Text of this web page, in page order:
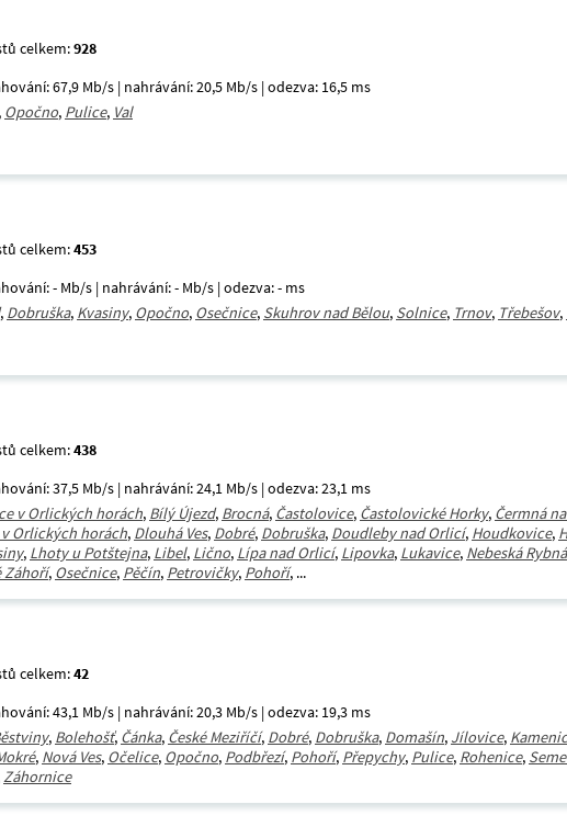
celkem:928
67,9 Mb/s | nahrávání: 20,5 Mb/s | odezva: 16,5 ms
Opočno, Pulice, Val
celkem:453
- Mb/s | nahrávání: - Mb/s | odezva: - ms
, Dobruška, Kvasiny, Opočno, Osečnice, Skuhrov nad Bělou, Solnice, Trnov, Třebešov,
celkem:438
37,5 Mb/s | nahrávání: 24,1 Mb/s | odezva: 23,1 ms
v Orlických horách, Bílý Újezd, Brocná, Častolovice, Častolovické Horky, Čermná
v Orlických horách, Dlouhá Ves, Dobré, Dobruška, Doudleby nad Orlicí, Houdkovice,
, Lhoty u Potštejna, Libel, Lično, Lípa nad Orlicí, Lipovka, Lukavice, Nebeská Rybná
Záhoří, Osečnice, Pěčín, Petrovičky, Pohoří, ...
celkem:42
43,1 Mb/s | nahrávání: 20,3 Mb/s | odezva: 19,3 ms
, Bolehošť, Čánka, České Meziříčí, Dobré, Dobruška, Domašín, Jílovice,
, Nová Ves, Očelice, Opočno, Podbřezí, Pohoří, Přepychy, Pulice, Rohenice,
Záhornice